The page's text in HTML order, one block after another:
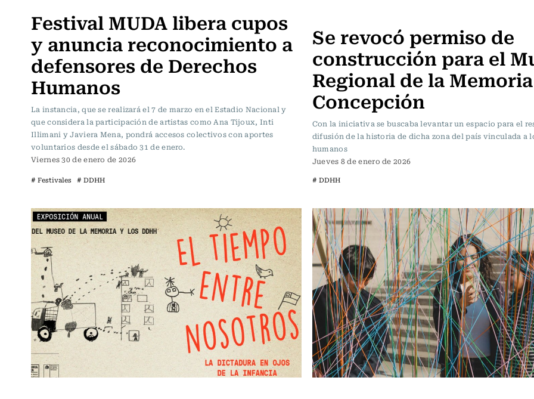
Festival MUDA libera cupos
y anuncia reconocimiento a
defensores de Derechos
Humanos
La instancia, que se realizará el 7 de marzo en el Estadio Nacional y
que considera la participación de artistas como Ana Tijoux, Inti
Illimani y Javiera Mena, pondrá accesos colectivos con aportes
voluntarios desde el sábado 31 de enero.
Viernes 30 de enero de 2026
# Festivales # DDHH
Se revocó permiso de
construcción para el
Regional de la
Concepción
Con la iniciativa se buscaba levantar un espacio para el
difusión de la historia de dicha zona del país vinculada a
humanos
Jueves 8 de enero de 2026
# DDHH